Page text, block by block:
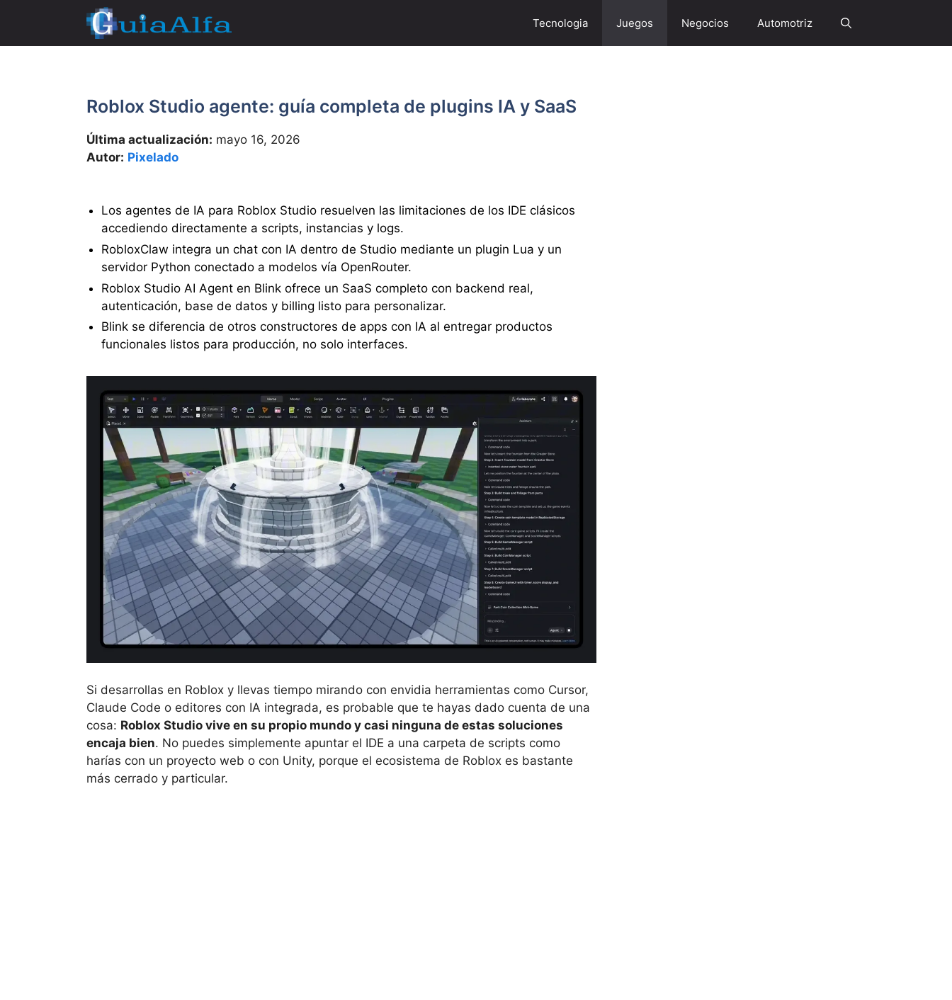
contenido
Tecnologia Juegos Negocios Automotriz
Roblox Studio agente: guía completa de plugins IA y SaaS
Última actualización: mayo 16, 2026
Autor: Pixelado
Los agentes de IA para Roblox Studio resuelven las limitaciones de los IDE clásicos
accediendo directamente a scripts, instancias y logs.
RobloxClaw integra un chat con IA dentro de Studio mediante un plugin Lua y un
servidor Python conectado a modelos vía OpenRouter.
Roblox Studio AI Agent en Blink ofrece un SaaS completo con backend real,
autenticación, base de datos y billing listo para personalizar.
Blink se diferencia de otros constructores de apps con IA al entregar productos
funcionales listos para producción, no solo interfaces.
Si desarrollas en Roblox y llevas tiempo mirando con envidia herramientas como Cursor,
Claude Code o editores con IA integrada, es probable que te hayas dado cuenta de una
cosa: Roblox Studio vive en su propio mundo y casi ninguna de estas soluciones
encaja bien. No puedes simplemente apuntar el IDE a una carpeta de scripts como
harías con un proyecto web o con Unity, porque el ecosistema de Roblox es bastante
más cerrado y particular.